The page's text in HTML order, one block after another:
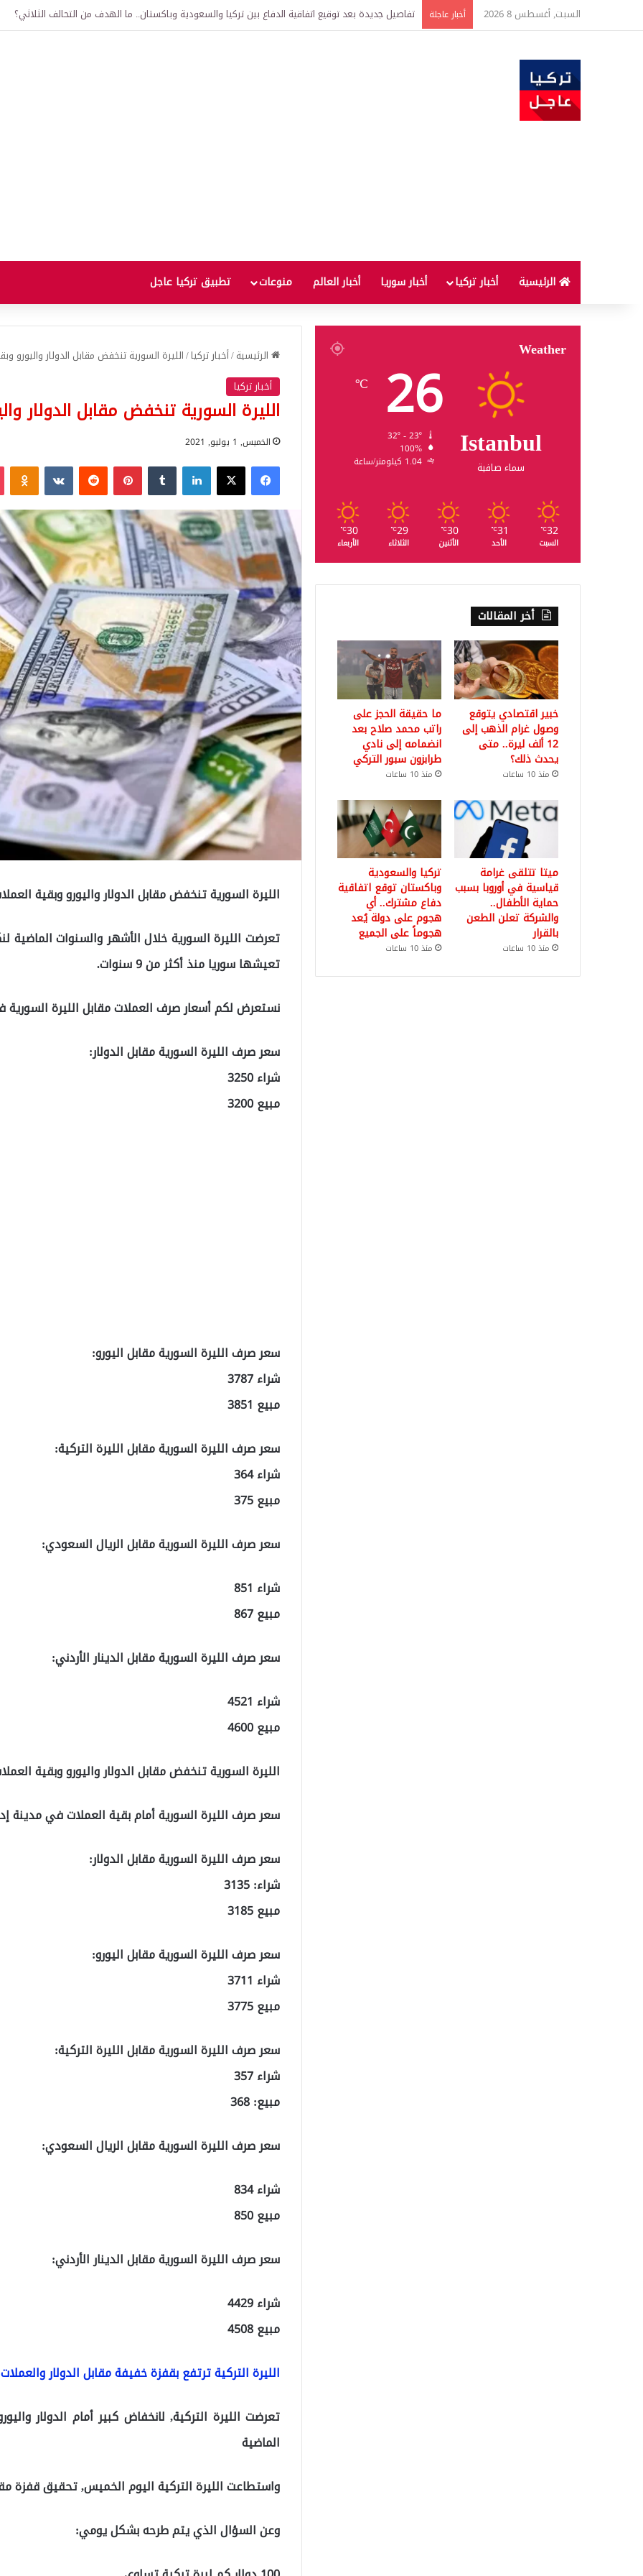
السبت, أغسطس 8 2026 أخبار عاجلة خبير اقتصادي يتوقع وصول غرام الذهب إلى 12 ألف ليرة.. متى يحدث ذلك؟
الرئيسية أخبار تركيا أخبار سوريا أخبار العالم منوعات تطبيق تركيا عاجل
الرئيسية/أخبار تركيا/الليرة السورية تنخفض مقابل الدولار واليورو
أخبار تركيا
الليرة السورية تنخفض مقابل الدولار
الخميس, 1 يوليو, 2021
فيسبوك‫X لينكدإن بينتيريست
الليرة السورية تنخفض مقابل الدولار واليورو وبقية
تعرضت الليرة السورية خلال الأشهر والسنوات
تعيشها سوريا منذ أكثر من 9 سنوات.
نستعرض لكم أسعار صرف العملات مقابل الليرة
سعر صرف الليرة السورية مقابل الدولار:
شراء 3250
مبيع 3200
سعر صرف الليرة السورية مقابل اليورو:
شراء 3787
مبيع 3851
سعر صرف الليرة السورية مقابل الليرة التركية:
شراء 364
مبيع 375
سعر صرف الليرة السورية مقابل الريال السعودي:
شراء 851
مبيع 867
سعر صرف الليرة السورية مقابل الدينار الأردني:
شراء 4521
مبيع 4600
الليرة السورية تنخفض مقابل الدولار واليورو وبقية
سعر صرف الليرة السورية أمام بقية العملات في مدينة
سعر صرف الليرة السورية مقابل الدولار:
شراء: 3135
مبيع 3185
سعر صرف الليرة السورية مقابل اليورو:
شراء 3711
مبيع 3775
سعر صرف الليرة السورية مقابل الليرة التركية:
شراء 357
مبيع: 368
سعر صرف الليرة السورية مقابل الريال السعودي:
شراء 834
مبيع 850
سعر صرف الليرة السورية مقابل الدينار الأردني:
شراء 4429
مبيع 4508
الليرة التركية ترتفع بقفزة خفيفة مقابل الدولار والعملات
تعرضت الليرة التركية, لانخفاض كبير أمام الدولار
الماضية
واستطاعت الليرة التركية اليوم الخميس, تحقيق قفزة
وعن السؤال الذي يتم طرحه بشكل يومي:
Weather
Istanbul
سماء صافية
26
℃
100%
1.04 كيلومتر/ساعة
32
℃
السبت
31
℃
الأحد
30
℃
الأثنين
29
℃
الثلاثاء
30
℃
الأربعاء
أخر المقالات
خبير اقتصادي يتوقع
وصول غرام الذهب إلى
12 ألف ليرة.. متى
يحدث ذلك؟
منذ 10 ساعات
ما حقيقة الحجز على
راتب محمد صلاح بعد
انضمامه إلى نادي
طرابزون سبور التركي
منذ 10 ساعات
ميتا تتلقى غرامة
قياسية في أوروبا بسبب
حماية الأطفال..
والشركة تعلن الطعن
بالقرار
منذ 10 ساعات
تركيا والسعودية
وباكستان توقع اتفاقية
دفاع مشترك.. أي
هجوم على دولة يُعد
هجوماً على الجميع
منذ 10 ساعات